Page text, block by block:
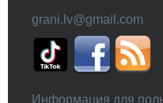
grani.lv@gmail.com
Информация для